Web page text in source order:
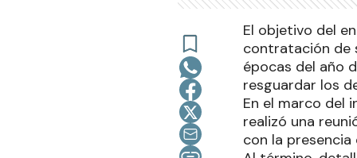
El objetivo del
contratación de
épocas del año
resguardar los
En el marco del
realizó una
con la